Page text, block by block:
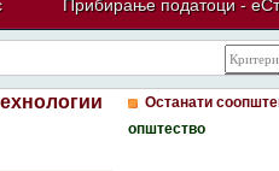
Прибирање податоци -
Останати
општество